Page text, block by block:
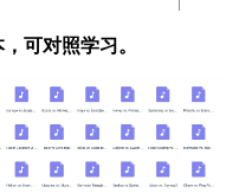
可对照学习。